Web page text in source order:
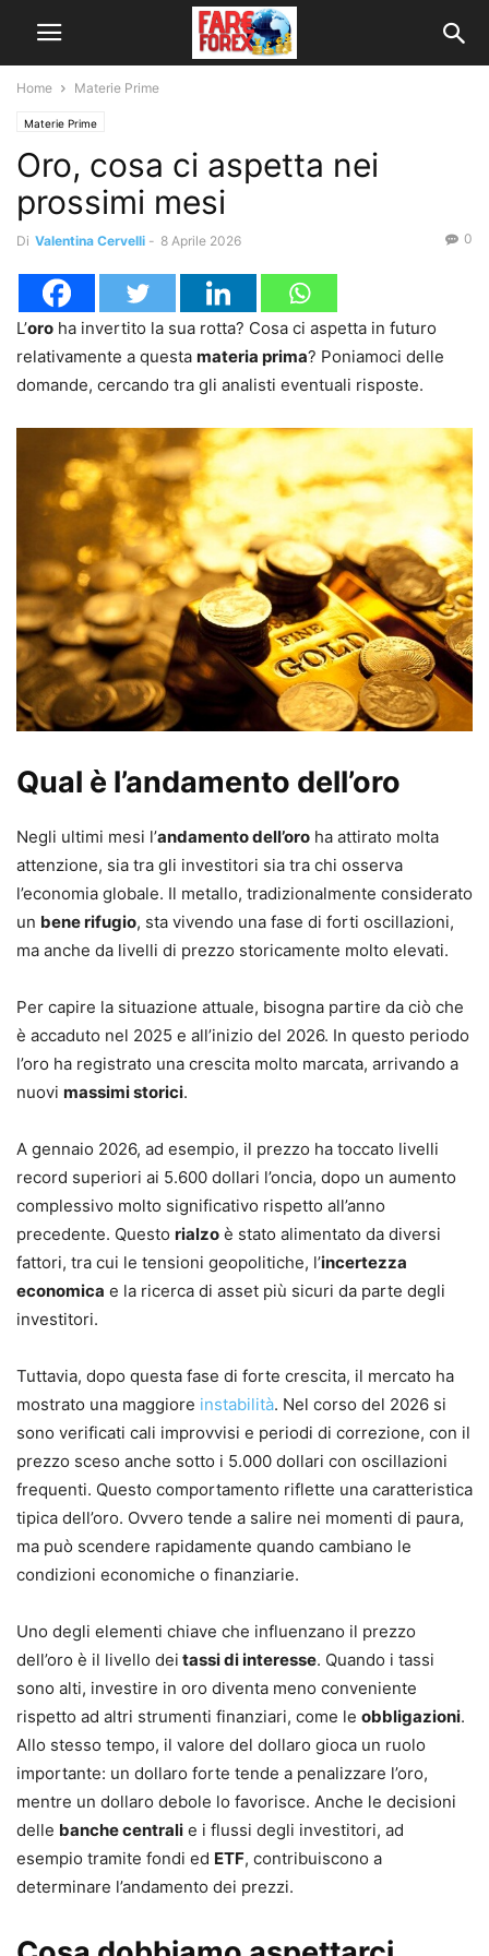
Home Materie Prime
Materie Prime
Oro, cosa ci aspetta nei
prossimi mesi
Di Valentina Cervelli - 8 Aprile 2026 0
L’oro ha invertito la sua rotta? Cosa ci aspetta in futuro
relativamente a questa materia prima? Poniamoci delle
domande, cercando tra gli analisti eventuali risposte.
Qual è l’andamento dell’oro
Negli ultimi mesi l’andamento dell’oro ha attirato molta
attenzione, sia tra gli investitori sia tra chi osserva
l’economia globale. Il metallo, tradizionalmente considerato
un bene rifugio, sta vivendo una fase di forti oscillazioni,
ma anche da livelli di prezzo storicamente molto elevati.
Per capire la situazione attuale, bisogna partire da ciò che
è accaduto nel 2025 e all’inizio del 2026. In questo periodo
l’oro ha registrato una crescita molto marcata, arrivando a
nuovi massimi storici.
A gennaio 2026, ad esempio, il prezzo ha toccato livelli
record superiori ai 5.600 dollari l’oncia, dopo un aumento
complessivo molto significativo rispetto all’anno
precedente. Questo rialzo è stato alimentato da diversi
fattori, tra cui le tensioni geopolitiche, l’incertezza
economica e la ricerca di asset più sicuri da parte degli
investitori.
Tuttavia, dopo questa fase di forte crescita, il mercato ha
mostrato una maggiore instabilità. Nel corso del 2026 si
sono verificati cali improvvisi e periodi di correzione, con il
prezzo sceso anche sotto i 5.000 dollari con oscillazioni
frequenti. Questo comportamento riflette una caratteristica
tipica dell’oro. Ovvero tende a salire nei momenti di paura,
ma può scendere rapidamente quando cambiano le
condizioni economiche o finanziarie.
Uno degli elementi chiave che influenzano il prezzo
dell’oro è il livello dei tassi di interesse. Quando i tassi
sono alti, investire in oro diventa meno conveniente
rispetto ad altri strumenti finanziari, come le obbligazioni.
Allo stesso tempo, il valore del dollaro gioca un ruolo
importante: un dollaro forte tende a penalizzare l’oro,
mentre un dollaro debole lo favorisce. Anche le decisioni
delle banche centrali e i flussi degli investitori, ad
esempio tramite fondi ed ETF, contribuiscono a
determinare l’andamento dei prezzi.